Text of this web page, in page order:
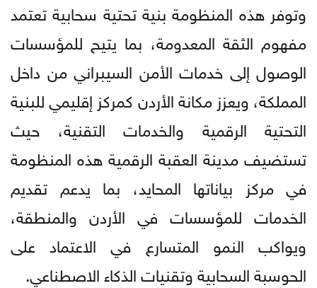
وتوفر هذه المنظومة بنية تحتية سحابية تعتمد
مفهوم الثقة المعدومة، بما يتيح للمؤسسات
الوصول إلى خدمات الأمن السيبراني من داخل
المملكة، ويعزز مكانة الأردن كمركز إقليمي للبنية
التحتية الرقمية والخدمات التقنية، حيث
تستضيف مدينة العقبة الرقمية هذه المنظومة
في مركز بياناتها المحايد، بما يدعم تقديم
الخدمات للمؤسسات في الأردن والمنطقة،
ويواكب النمو المتسارع في الاعتماد على
الحوسبة السحابية وتقنيات الذكاء الاصطناعي.